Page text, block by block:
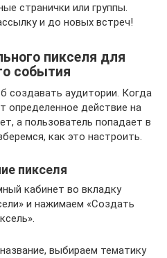
странички или группы.
и до новых встреч!
пикселя для
события
создавать аудитории. Когда
определенное действие на
а пользователь попадает в
как это настроить.
пикселя
кабинет во вкладку
и нажимаем «Создать
выбираем тематику